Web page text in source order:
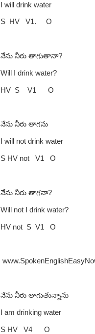
I will drink water
S HV V1. O
నేను నీరు తాగుతానా?
Will I drink water?
HV S V1 O
నేను నీరు తాగను
I will not drink water
S HV not V1 O
నేను నీరు తాగనా?
Will not I drink water?
HV not S V1 O
నేను నీరు తాగుతున్నాను
I am drinking water
S HV V4 O